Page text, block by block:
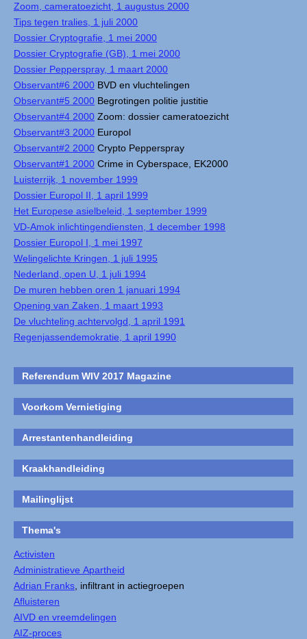
Zoom, cameratoezicht, 1 augustus 2000
Tips tegen tralies, 1 juli 2000
Dossier Cryptografie, 1 mei 2000
Dossier Cryptografie (GB), 1 mei 2000
Dossier Pepperspray, 1 maart 2000
Observant#6 2000 BVD en vluchtelingen
Observant#5 2000 Begrotingen politie justitie
Observant#4 2000 Zoom: dossier cameratoezicht
Observant#3 2000 Europol
Observant#2 2000 Crypto Pepperspray
Observant#1 2000 Crime in Cyberspace, EK2000
Luisterrijk, 1 november 1999
Dossier Europol II, 1 april 1999
Het Europese asielbeleid, 1 september 1999
VD-Amok inlichtingendiensten, 1 december 1998
Dossier Europol I, 1 mei 1997
Welingelichte Kringen, 1 juli 1995
Nederland, open U, 1 juli 1994
De muren hebben oren 1 januari 1994
Opening van Zaken, 1 maart 1993
De vluchteling achtervolgd, 1 april 1991
Regenjassendemokratie, 1 april 1990
Referendum WIV 2017 Magazine
Voorkom Vernietiging
Arrestantenhandleiding
Kraakhandleiding
Mailinglijst
Thema's
Activisten
Administratieve Apartheid
Adrian Franks , infiltrant in actiegroepen
Afluisteren
AIVD en vreemdelingen
AIZ-proces